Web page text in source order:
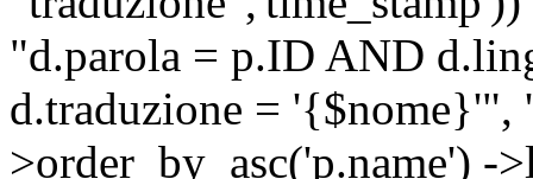
"d.parola = p.ID AND
d.traduzione = '{$nome}'",
>order_by_asc('p.name')